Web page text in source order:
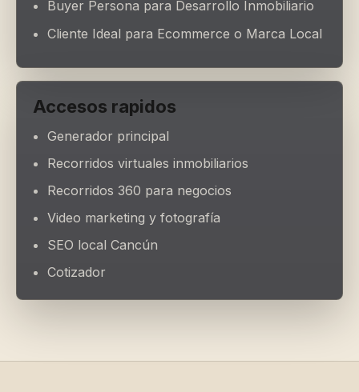
Buyer Persona para Desarrollo Inmobiliario
Cliente Ideal para Ecommerce o Marca Local
Accesos rapidos
Generador principal
Recorridos virtuales inmobiliarios
Recorridos 360 para negocios
Video marketing y fotografía
SEO local Cancún
Cotizador